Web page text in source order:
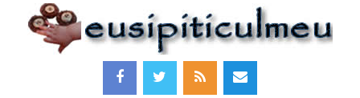
content